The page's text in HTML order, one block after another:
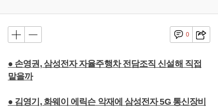
0
● 손영권, 삼성전자 자율주행차 전담조직 신설해 직접
맡을까
● 김영기, 화웨이 에릭슨 악재에 삼성전자 5G 통신장비